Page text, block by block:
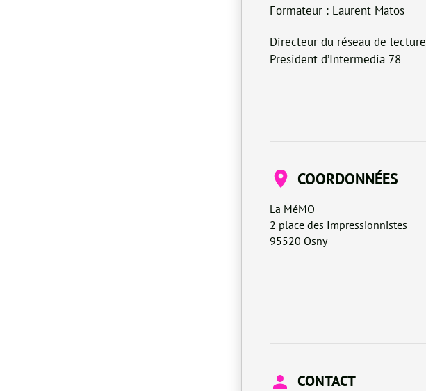
Formateur : Laurent Matos
Directeur du réseau de
President d’Intermedia 78
COORDONNÉES
La MéMO
2 place des Impressionnistes
95520 Osny
CONTACT